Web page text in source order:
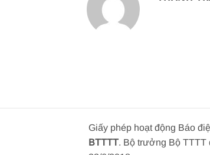
Giấy phép hoạt động Báo
BTTTT. Bộ trưởng Bộ TTTT